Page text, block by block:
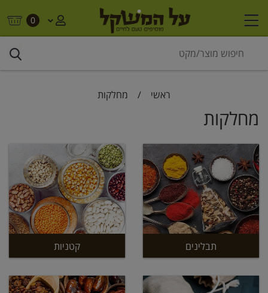
0
ראשי / מחלקות
מחלקות
תבלינים קטניות